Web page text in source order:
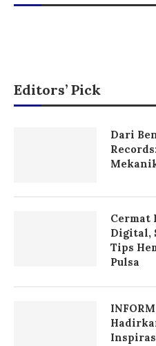
Editors’ Pick
Dari
Cermat
Digital,
Tips
Pulsa